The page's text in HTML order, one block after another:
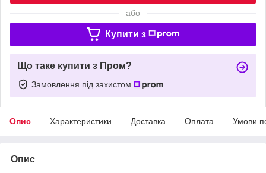
або
Купити з
Що таке купити з Пром?
Замовлення під захистом
Опис Характеристики Доставка Оплата Умови
Опис